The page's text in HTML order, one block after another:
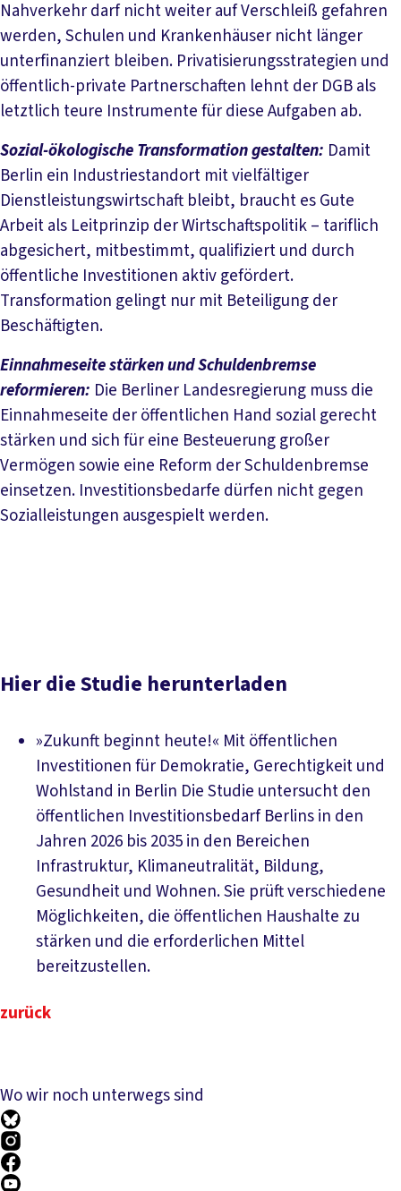
Nahverkehr darf nicht weiter auf Verschleiß gefahren
werden, Schulen und Krankenhäuser nicht länger
unterfinanziert bleiben. Privatisierungsstrategien und
öffentlich-private Partnerschaften lehnt der DGB als
letztlich teure Instrumente für diese Aufgaben ab.
Sozial-ökologische Transformation gestalten: Damit
Berlin ein Industriestandort mit vielfältiger
Dienstleistungswirtschaft bleibt, braucht es Gute
Arbeit als Leitprinzip der Wirtschaftspolitik – tariflich
abgesichert, mitbestimmt, qualifiziert und durch
öffentliche Investitionen aktiv gefördert.
Transformation gelingt nur mit Beteiligung der
Beschäftigten.
Einnahmeseite stärken und Schuldenbremse
reformieren: Die Berliner Landesregierung muss die
Einnahmeseite der öffentlichen Hand sozial gerecht
stärken und sich für eine Besteuerung großer
Vermögen sowie eine Reform der Schuldenbremse
einsetzen. Investitionsbedarfe dürfen nicht gegen
Sozialleistungen ausgespielt werden.
Hier die Studie herunterladen
»Zukunft beginnt heute!« Mit öffentlichen
Investitionen für Demokratie, Gerechtigkeit und
Wohlstand in Berlin Die Studie untersucht den
öffentlichen Investitionsbedarf Berlins in den
Jahren 2026 bis 2035 in den Bereichen
Infrastruktur, Klimaneutralität, Bildung,
Gesundheit und Wohnen. Sie prüft verschiedene
Möglichkeiten, die öffentlichen Haushalte zu
stärken und die erforderlichen Mittel
bereitzustellen.Download PDF
zurück
Wo wir noch unterwegs sind